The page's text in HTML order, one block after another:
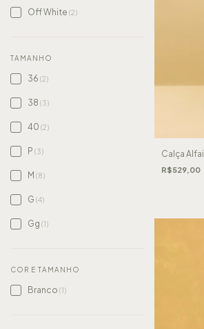
Off White (2)
TAMANHO
36 (2)
38 (3)
40 (2)
P (3)
M (8)
G (4)
Gg (1)
COR E TAMANHO
Branco (1)
Calça
R$529,00